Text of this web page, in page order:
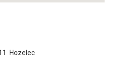
Hozelec